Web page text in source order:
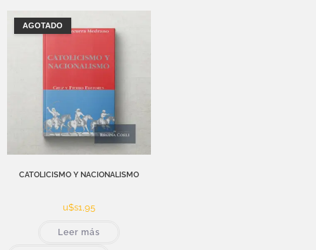
AGOTADO
CATOLICISMO Y NACIONALISMO
u$s1,95
Leer más